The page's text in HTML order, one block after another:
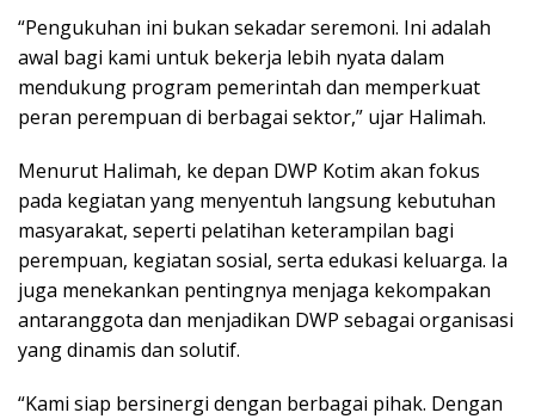
“Pengukuhan ini bukan sekadar seremoni. Ini adalah
awal bagi kami untuk bekerja lebih nyata dalam
mendukung program pemerintah dan memperkuat
peran perempuan di berbagai sektor,” ujar Halimah.
Menurut Halimah, ke depan DWP Kotim akan fokus
pada kegiatan yang menyentuh langsung kebutuhan
masyarakat, seperti pelatihan keterampilan bagi
perempuan, kegiatan sosial, serta edukasi keluarga. Ia
juga menekankan pentingnya menjaga kekompakan
antaranggota dan menjadikan DWP sebagai organisasi
yang dinamis dan solutif.
“Kami siap bersinergi dengan berbagai pihak. Dengan